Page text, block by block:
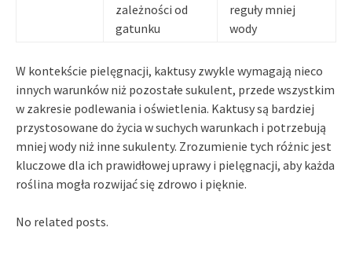
zależności od
gatunku
reguły mniej
wody
W kontekście pielęgnacji, kaktusy zwykle wymagają nieco
innych warunków niż pozostałe sukulent, przede wszystkim
w zakresie podlewania i oświetlenia. Kaktusy są bardziej
przystosowane do życia w suchych warunkach i potrzebują
mniej wody niż inne sukulenty. Zrozumienie tych różnic jest
kluczowe dla ich prawidłowej uprawy i pielęgnacji, aby każda
roślina mogła rozwijać się zdrowo i pięknie.
No related posts.